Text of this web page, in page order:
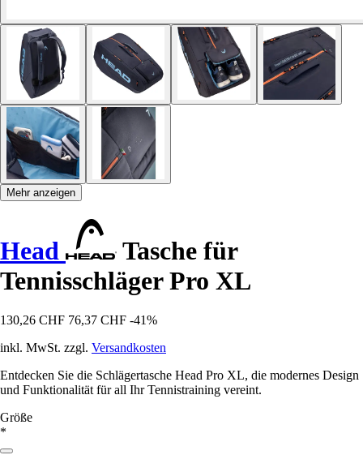
Mehr anzeigen
Head
Tasche für
Tennisschläger Pro XL
130,26 CHF 76,37 CHF -41%
inkl. MwSt. zzgl. Versandkosten
Entdecken Sie die Schlägertasche Head Pro XL, die modernes Design
und Funktionalität für all Ihr Tennistraining vereint.
Größe
*